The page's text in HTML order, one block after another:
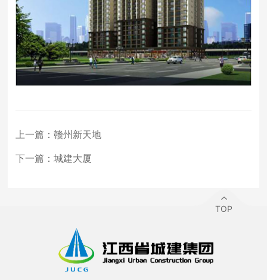
上一篇：赣州新天地
下一篇：城建大厦
TOP